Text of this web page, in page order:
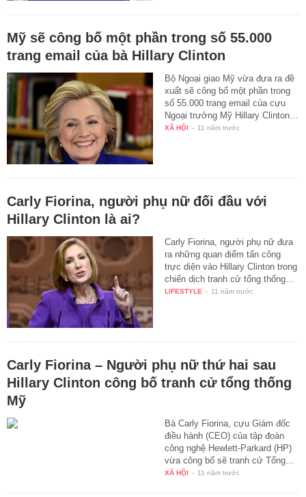
Mỹ sẽ công bố một phần trong số 55.000
trang email của bà Hillary Clinton
Bộ Ngoại giao Mỹ vừa đưa ra đề
xuất sẽ công bố một phần trong
số 55.000 trang email của cựu
Ngoại trưởng Mỹ Hillary Clinton…
XÃ HỘI - 11 năm trước
Carly Fiorina, người phụ nữ đối đầu với
Hillary Clinton là ai?
Carly Fiorina, người phụ nữ đưa
ra những quan điểm tấn công
trực diện vào Hillary Clinton trong
chiến dịch tranh cử tổng thống…
LIFESTYLE - 11 năm trước
Carly Fiorina – Người phụ nữ thứ hai sau
Hillary Clinton công bố tranh cử tổng thống
Mỹ
Bà Carly Fiorina, cựu Giám đốc
điều hành (CEO) của tập đoàn
công nghệ Hewlett-Parkard (HP)
vừa công bố sẽ tranh cử Tổng…
XÃ HỘI - 11 năm trước